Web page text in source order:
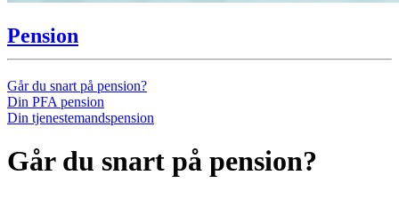
Pension
Går du snart på pension?
Din PFA pension
Din tjenestemandspension
Går du snart på pension?